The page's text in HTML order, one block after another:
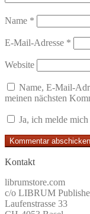
Name *
E-Mail-Adresse *
Website
Name, E-Mail-
meinen nächsten
Ja, ich melde
Kontakt
librumstore.com
c/o LIBRUM
Laufenstrasse 33